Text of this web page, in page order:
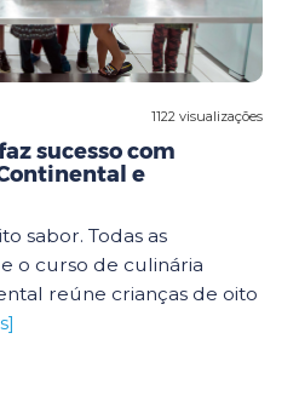
1122 visualizações
sucesso com
e
sabor. Todas as
o curso de culinária
reúne crianças de oito